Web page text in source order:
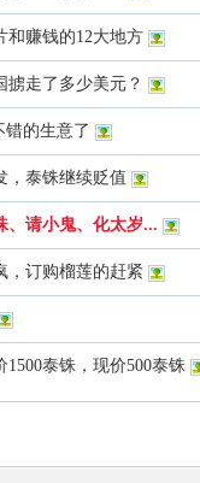
和赚钱的12大地方
掳走了多少美元？
错的生意了
，泰铢继续贬值
、请小鬼、化太岁...
，订购榴莲的赶紧
1500泰铢，现价500泰铢